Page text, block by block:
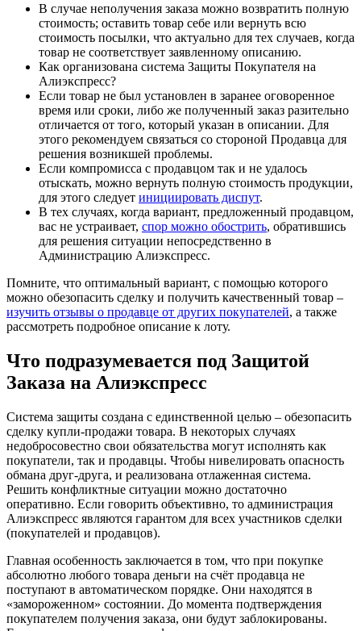
В случае неполучения заказа можно возвратить полную
стоимость; оставить товар себе или вернуть всю
стоимость посылки, что актуально для тех случаев, когда
товар не соответствует заявленному описанию.
Как организована система Защиты Покупателя на
Алиэкспресс?
Если товар не был установлен в заранее оговоренное
время или сроки, либо же полученный заказ разительно
отличается от того, который указан в описании. Для
этого рекомендуем связаться со стороной Продавца для
решения возникшей проблемы.
Если компромисса с продавцом так и не удалось
отыскать, можно вернуть полную стоимость продукции,
для этого следует инициировать диспут.
В тех случаях, когда вариант, предложенный продавцом,
вас не устраивает, спор можно обострить, обратившись
для решения ситуации непосредственно в
Администрацию Алиэкспресс.
Помните, что оптимальный вариант, с помощью которого
можно обезопасить сделку и получить качественный товар –
изучить отзывы о продавце от других покупателей, а также
рассмотреть подробное описание к лоту.
Что подразумевается под Защитой
Заказа на Алиэкспресс
Система защиты создана с единственной целью – обезопасить
сделку купли-продажи товара. В некоторых случаях
недобросовестно свои обязательства могут исполнять как
покупатели, так и продавцы. Чтобы нивелировать опасность
обмана друг-друга, и реализована отлаженная система.
Решить конфликтные ситуации можно достаточно
оперативно. Если говорить объективно, то администрация
Алиэкспресс являются гарантом для всех участников сделки
(покупателей и продавцов).
Главная особенность заключается в том, что при покупке
абсолютно любого товара деньги на счёт продавца не
поступают в автоматическом порядке. Они находятся в
«замороженном» состоянии. До момента подтверждения
покупателем получения заказа, они будут заблокированы.